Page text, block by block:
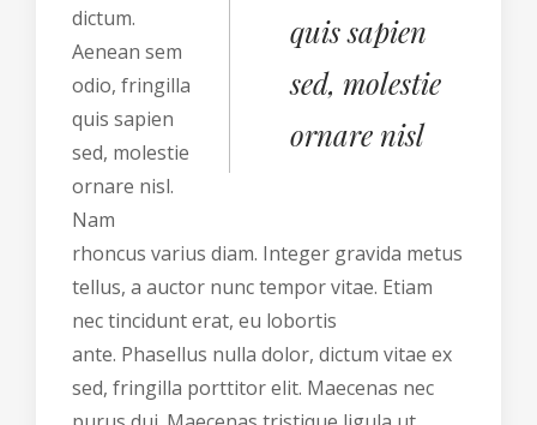
quis sapien
sed, molestie
ornare nisl
dictum.
Aenean sem
odio, fringilla
quis sapien
sed, molestie
ornare nisl.
Nam
rhoncus varius diam. Integer gravida metus
tellus, a auctor nunc tempor vitae. Etiam
nec tincidunt erat, eu lobortis
ante. Phasellus nulla dolor, dictum vitae ex
sed, fringilla porttitor elit. Maecenas nec